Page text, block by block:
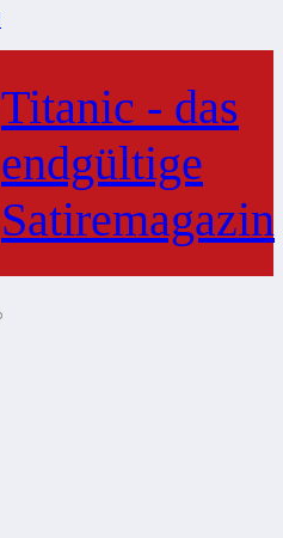
Titanic - das
endgültige
Satiremagazin